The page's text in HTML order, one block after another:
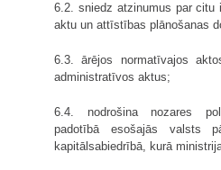
6.2. sniedz atzinumus par
aktu un attīstības plānošanas
6.3. ārējos normatīvajos
administratīvos aktus;
6.4. nodrošina nozares
padotībā esošajās valsts
kapitālsabiedrībā, kurā